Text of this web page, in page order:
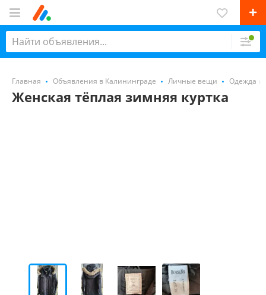
Главная Объявления в Калининграде Личные вещи Одежда и
Женская тёплая зимняя куртка